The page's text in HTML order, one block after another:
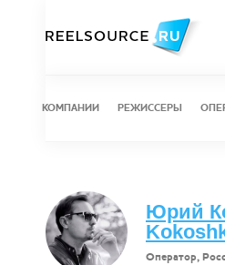
КОМПАНИИ РЕЖИССЕРЫ
Юрий
Оператор,